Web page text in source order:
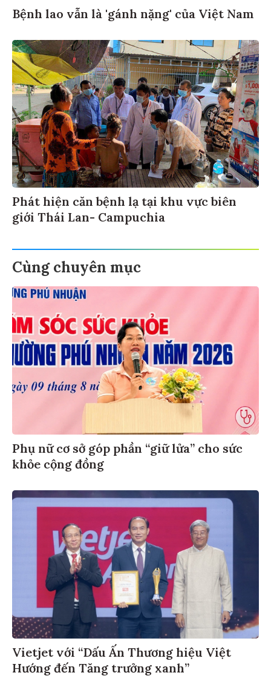
Bệnh lao vẫn là 'gánh nặng' của Việt Nam
Phát hiện căn bệnh lạ tại khu vực biên
giới Thái Lan- Campuchia
Cùng chuyên mục
Phụ nữ cơ sở góp phần “giữ lửa” cho sức
khỏe cộng đồng
Vietjet với “Dấu Ấn Thương hiệu Việt
Hướng đến Tăng trưởng xanh”